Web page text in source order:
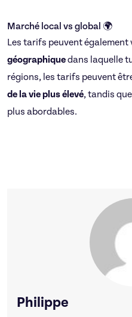
Marché local vs global 🌍
Les tarifs peuvent
géographiquedans laquelle
régions, les tarifs peuvent
de la vie plus élevé, tandis
plus abordables.
Philippe